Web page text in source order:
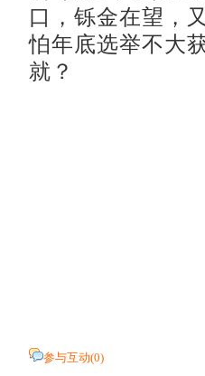
口，铄金在望，
怕年底选举不大
就？
参与互动(0)